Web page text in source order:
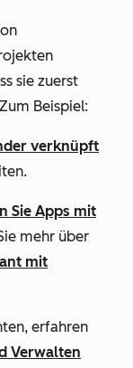
sie zuerst
Beispiel:
verknüpft
Sie Apps mit
mehr über
mit
erfahren
Verwalten